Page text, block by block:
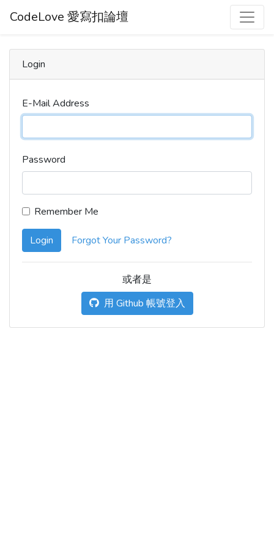
CodeLove 愛寫扣論壇
Login
E-Mail Address
Password
Remember Me
Login Forgot Your Password?
或者是
用 Github 帳號登入